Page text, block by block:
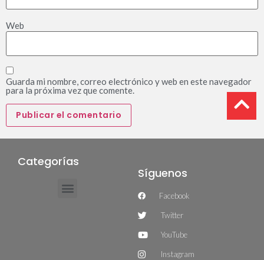
Web
Guarda mi nombre, correo electrónico y web en este navegador
para la próxima vez que comente.
Categorías
Síguenos
Facebook
Twitter
YouTube
Instagram